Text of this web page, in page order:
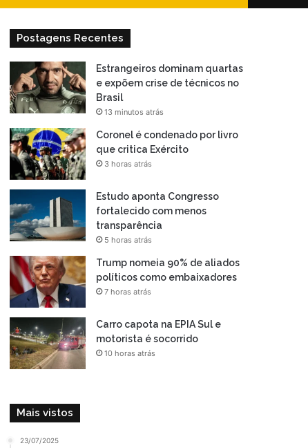
Postagens Recentes
Estrangeiros dominam quartas
e expõem crise de técnicos no
Brasil
13 minutos atrás
Coronel é condenado por livro
que critica Exército
3 horas atrás
Estudo aponta Congresso
fortalecido com menos
transparência
5 horas atrás
Trump nomeia 90% de aliados
políticos como embaixadores
7 horas atrás
Carro capota na EPIA Sul e
motorista é socorrido
10 horas atrás
Mais vistos
23/07/2025